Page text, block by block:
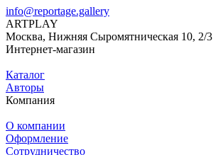
info@reportage.gallery
ARTPLAY
Москва, Нижняя Сыромятническая 10, 2/3
Интернет-магазин
Каталог
Авторы
Компания
О компании
Оформление
Сотрудничество